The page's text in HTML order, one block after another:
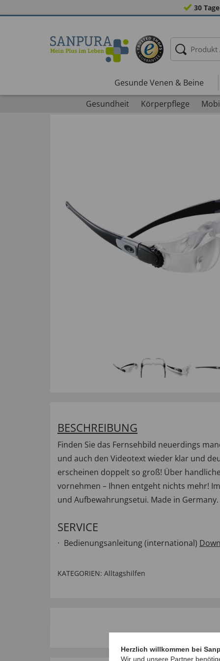
30
Gesunde Venen & Beine
Gesundheit
Körperpflege
BESCHREIBUNG
Finden Sie das Fernsehbild neuerdings
und auch den Videotext wieder klar und
erscheinen doppelt so groß! Über
vornehmen – Ihnen entgeht nichts mehr!
und Aufbewahrungsetui. Made in
SERVICE
Bedienungsanleitung (international)
KATEGORIEN: Alltagshilfen
Herzlich willkommen bei
Wir und unsere Partner